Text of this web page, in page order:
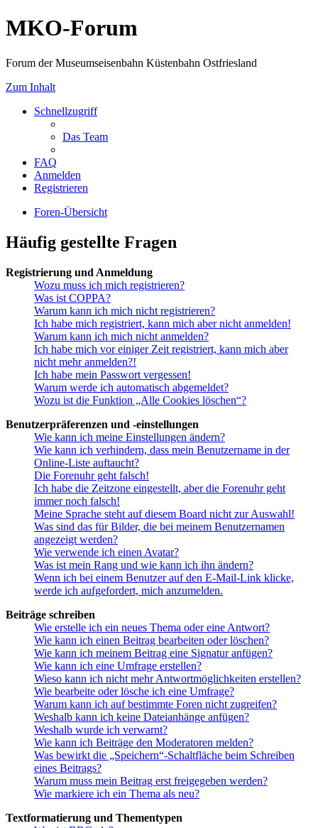
MKO-Forum
Forum der Museumseisenbahn Küstenbahn Ostfriesland
Zum Inhalt
Schnellzugriff
Das Team
FAQ
Anmelden
Registrieren
Foren-Übersicht
Häufig gestellte Fragen
Registrierung und Anmeldung
Wozu muss ich mich registrieren?
Was ist COPPA?
Warum kann ich mich nicht registrieren?
Ich habe mich registriert, kann mich aber nicht anmelden!
Warum kann ich mich nicht anmelden?
Ich habe mich vor einiger Zeit registriert, kann mich aber
nicht mehr anmelden?!
Ich habe mein Passwort vergessen!
Warum werde ich automatisch abgemeldet?
Wozu ist die Funktion „Alle Cookies löschen“?
Benutzerpräferenzen und -einstellungen
Wie kann ich meine Einstellungen ändern?
Wie kann ich verhindern, dass mein Benutzername in der
Online-Liste auftaucht?
Die Forenuhr geht falsch!
Ich habe die Zeitzone eingestellt, aber die Forenuhr geht
immer noch falsch!
Meine Sprache steht auf diesem Board nicht zur Auswahl!
Was sind das für Bilder, die bei meinem Benutzernamen
angezeigt werden?
Wie verwende ich einen Avatar?
Was ist mein Rang und wie kann ich ihn ändern?
Wenn ich bei einem Benutzer auf den E-Mail-Link klicke,
werde ich aufgefordert, mich anzumelden.
Beiträge schreiben
Wie erstelle ich ein neues Thema oder eine Antwort?
Wie kann ich einen Beitrag bearbeiten oder löschen?
Wie kann ich meinem Beitrag eine Signatur anfügen?
Wie kann ich eine Umfrage erstellen?
Wieso kann ich nicht mehr Antwortmöglichkeiten erstellen?
Wie bearbeite oder lösche ich eine Umfrage?
Warum kann ich auf bestimmte Foren nicht zugreifen?
Weshalb kann ich keine Dateianhänge anfügen?
Weshalb wurde ich verwarnt?
Wie kann ich Beiträge den Moderatoren melden?
Was bewirkt die „Speichern“-Schaltfläche beim Schreiben
eines Beitrags?
Warum muss mein Beitrag erst freigegeben werden?
Wie markiere ich ein Thema als neu?
Textformatierung und Thementypen